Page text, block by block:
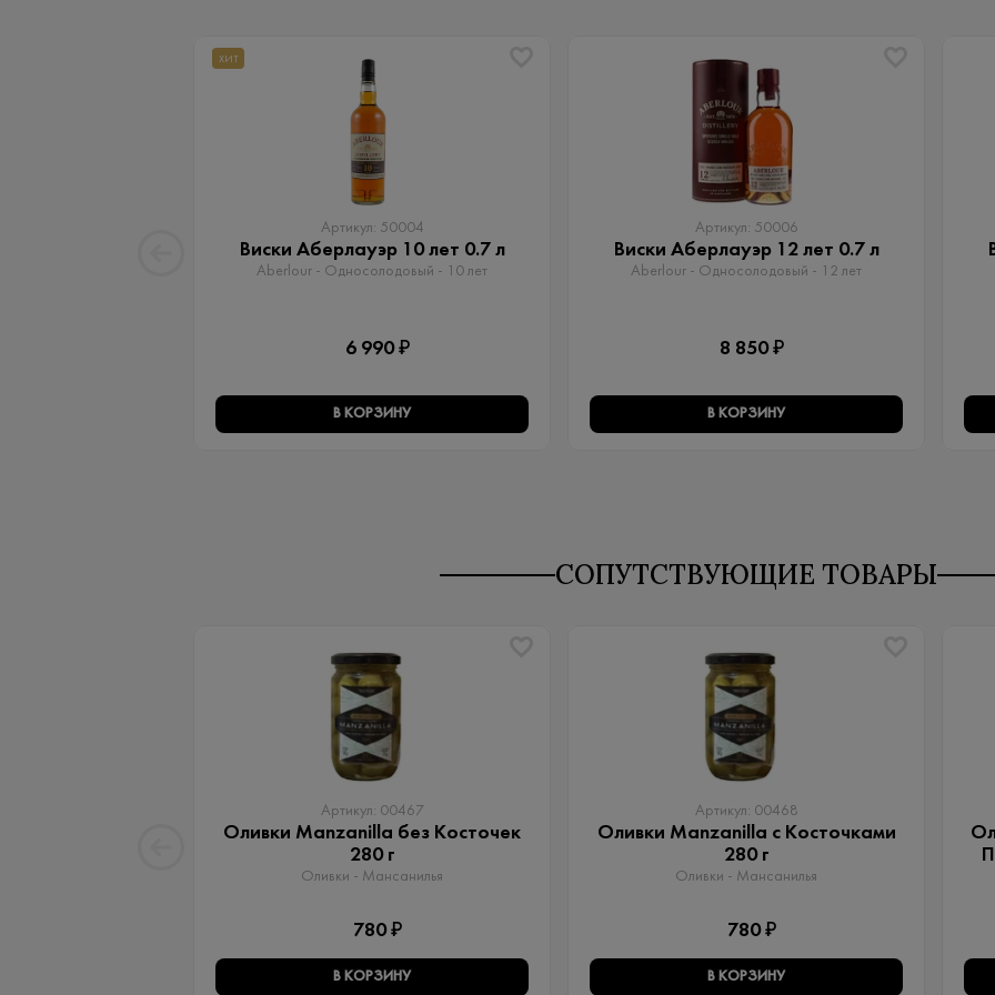
ХИТ
Артикул: 50004
Виски Аберлауэр 10 лет 0.7 л
Aberlour - Односолодовый​ - 10 лет
6 990 ₽
В КОРЗИНУ
Артикул: 50006
Виски Аберлауэр 12 лет 0.7 л
Aberlour - Односолодовый​ - 12 лет
8 850 ₽
В КОРЗИНУ
СОПУТСТВУЮЩИЕ ТОВАРЫ
Артикул: 00467
Оливки Manzanilla без Косточек
280 г
Оливки - Мансанилья
780 ₽
В КОРЗИНУ
Артикул: 00468
Оливки Manzanilla с Косточками
280 г
Оливки - Мансанилья
780 ₽
В КОРЗИНУ